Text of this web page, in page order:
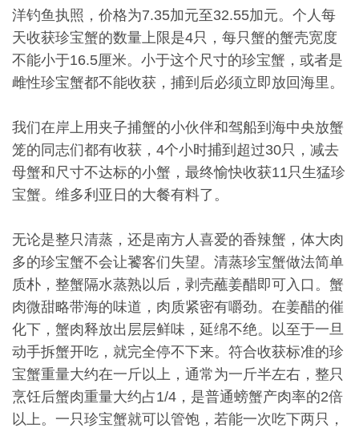
洋钓鱼执照，价格为7.35加元至32.55加元。个人每
天收获珍宝蟹的数量上限是4只，每只蟹的蟹壳宽度
不能小于16.5厘米。小于这个尺寸的珍宝蟹，或者是
雌性珍宝蟹都不能收获，捕到后必须立即放回海里。
我们在岸上用夹子捕蟹的小伙伴和驾船到海中央放蟹
笼的同志们都有收获，4个小时捕到超过30只，减去
母蟹和尺寸不达标的小蟹，最终愉快收获11只生猛珍
宝蟹。维多利亚日的大餐有料了。
无论是整只清蒸，还是南方人喜爱的香辣蟹，体大肉
多的珍宝蟹不会让饕客们失望。清蒸珍宝蟹做法简单
质朴，整蟹隔水蒸熟以后，剥壳蘸姜醋即可入口。蟹
肉微甜略带海的味道，肉质紧密有嚼劲。在姜醋的催
化下，蟹肉释放出层层鲜味，延绵不绝。以至于一旦
动手拆蟹开吃，就完全停不下来。符合收获标准的珍
宝蟹重量大约在一斤以上，通常为一斤半左右，整只
烹饪后蟹肉重量大约占1/4，是普通螃蟹产肉率的2倍
以上。一只珍宝蟹就可以管饱，若能一次吃下两只，